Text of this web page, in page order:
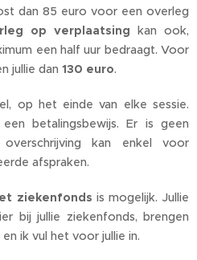
dan 85 euro voor een overleg
op verplaatsing kan ook,
een half uur bedraagt. Voor
jullie dan 130 euro.
op het einde van elke sessie.
betalingsbewijs. Er is geen
kan enkel voor
afspraken.
ziekenfonds is mogelijk. Jullie
bij jullie ziekenfonds, brengen
ik vul het voor jullie in.